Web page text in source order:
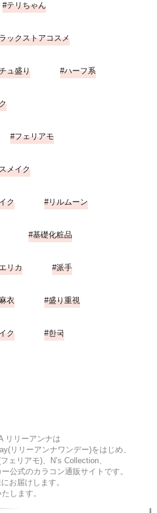
テリちゃん
ックストアコスメ
ュ盛り ハーフ系
フェリアモ
メイク
ク リルムーン
基礎化粧品
リカ 派手
衣 盛り重視
ク 한국
リリーアンナは
リリーアンナワンデー)をはじめ、
ェリアモ)、N’s Collection、
公式のカラコン通販サイトです。
お届けします。
します。